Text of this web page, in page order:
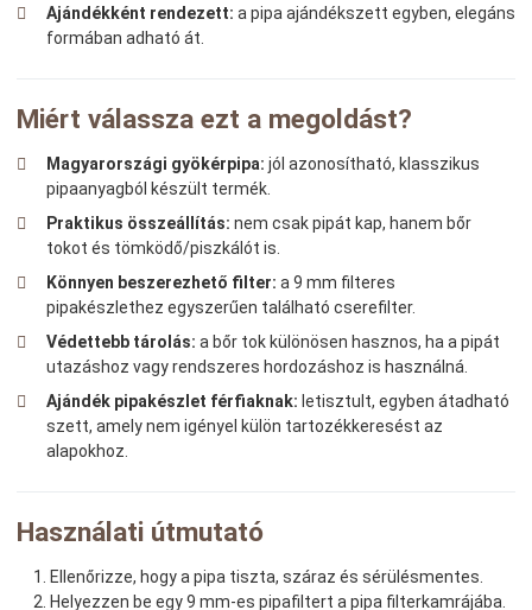
Ajándékként rendezett: a pipa ajándékszett egyben, elegáns
formában adható át.
Miért válassza ezt a megoldást?
Magyarországi gyökérpipa: jól azonosítható, klasszikus
pipaanyagból készült termék.
Praktikus összeállítás: nem csak pipát kap, hanem bőr
tokot és tömködő/piszkálót is.
Könnyen beszerezhető filter: a 9 mm filteres
pipakészlethez egyszerűen található cserefilter.
Védettebb tárolás: a bőr tok különösen hasznos, ha a pipát
utazáshoz vagy rendszeres hordozáshoz is használná.
Ajándék pipakészlet férfiaknak: letisztult, egyben átadható
szett, amely nem igényel külön tartozékkeresést az
alapokhoz.
Használati útmutató
Ellenőrizze, hogy a pipa tiszta, száraz és sérülésmentes.
Helyezzen be egy 9 mm-es pipafiltert a pipa filterkamrájába.